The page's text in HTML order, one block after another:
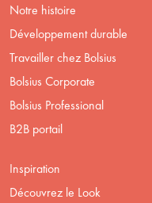
Notre histoire
Développement durable
Travailler chez Bolsius
Bolsius Corporate
Bolsius Professional
B2B portail
Inspiration
Découvrez le Look